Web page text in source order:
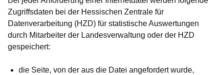
Zugriffsdaten bei der Hessischen Zentrale für
Datenverarbeitung (HZD) für statistische Auswertungen
durch Mitarbeiter der Landesverwaltung oder der HZD
gespeichert:
die Seite, von der aus die Datei angefordert wurde,